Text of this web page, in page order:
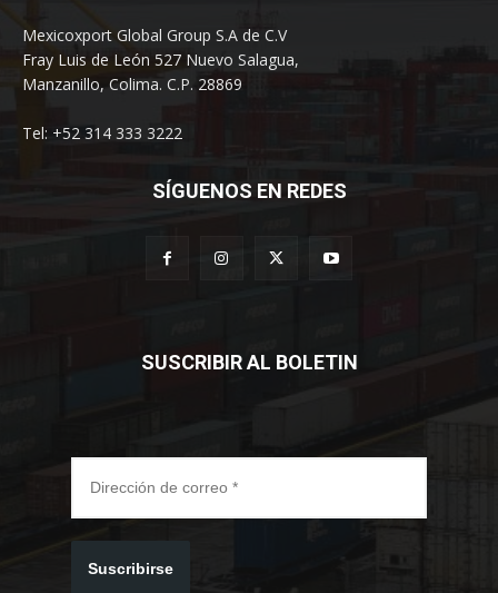
Mexicoxport Global Group S.A de C.V
Fray Luis de León 527 Nuevo Salagua,
Manzanillo, Colima. C.P. 28869
Tel: +52 314 333 3222
SÍGUENOS EN REDES
SUSCRIBIR AL BOLETIN
Suscribirse